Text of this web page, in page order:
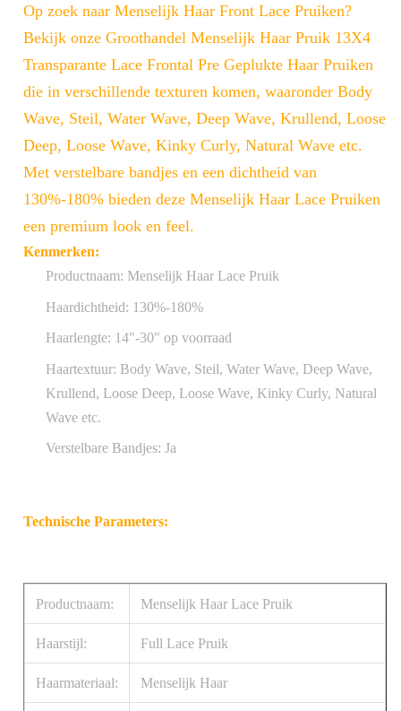
Op zoek naar Menselijk Haar Front Lace Pruiken?
Bekijk onze Groothandel Menselijk Haar Pruik 13X4
Transparante Lace Frontal Pre Geplukte Haar Pruiken
die in verschillende texturen komen, waaronder Body
Wave, Steil, Water Wave, Deep Wave, Krullend, Loose
Deep, Loose Wave, Kinky Curly, Natural Wave etc.
Met verstelbare bandjes en een dichtheid van
130%-180% bieden deze Menselijk Haar Lace Pruiken
een premium look en feel.
Kenmerken:
Productnaam: Menselijk Haar Lace Pruik
Haardichtheid: 130%-180%
Haarlengte: 14"-30" op voorraad
Haartextuur: Body Wave, Steil, Water Wave, Deep Wave,
Krullend, Loose Deep, Loose Wave, Kinky Curly, Natural
Wave etc.
Verstelbare Bandjes: Ja
Technische Parameters:
Productnaam: Menselijk Haar Lace Pruik
Haarstijl: Full Lace Pruik
Haarmateriaal: Menselijk Haar